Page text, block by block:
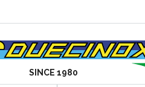
SINCE 1980